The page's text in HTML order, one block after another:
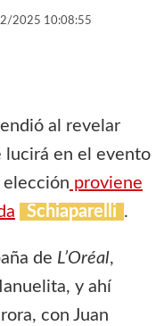
2025 10:08:55
al revelar
lucirá en el evento
elección proviene
Schiaparelli .
de L’Oréal,
y ahí
con Juan